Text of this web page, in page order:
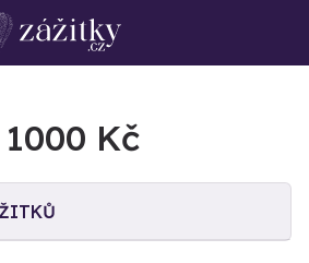
Kč